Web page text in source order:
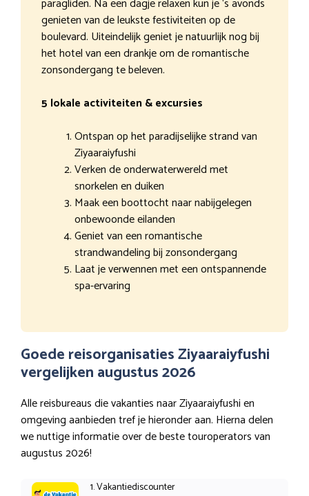
paragliden. Na een dagje relaxen kun je ‘s avonds
genieten van de leukste festiviteiten op de
boulevard. Uiteindelijk geniet je natuurlijk nog bij
het hotel van een drankje om de romantische
zonsondergang te beleven.
5 lokale activiteiten & excursies
Ontspan op het paradijselijke strand van
Ziyaaraiyfushi
Verken de onderwaterwereld met
snorkelen en duiken
Maak een boottocht naar nabijgelegen
onbewoonde eilanden
Geniet van een romantische
strandwandeling bij zonsondergang
Laat je verwennen met een ontspannende
spa-ervaring
Goede reisorganisaties Ziyaaraiyfushi
vergelijken augustus 2026
Alle reisbureaus die vakanties naar Ziyaaraiyfushi en
omgeving aanbieden tref je hieronder aan. Hierna delen
we nuttige informatie over de beste touroperators van
augustus 2026!
1. Vakantiediscounter